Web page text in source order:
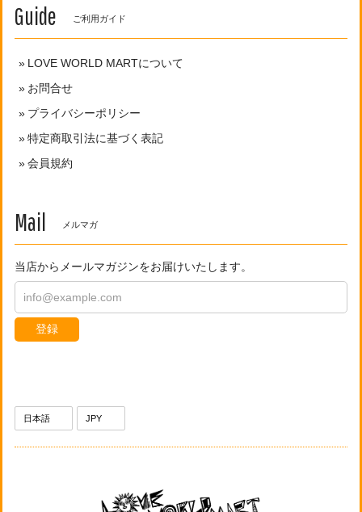
Guide ご利用ガイド
LOVE WORLD MARTについて
お問合せ
プライバシーポリシー
特定商取引法に基づく表記
会員規約
Mail メルマガ
当店からメールマガジンをお届けいたします。
登録